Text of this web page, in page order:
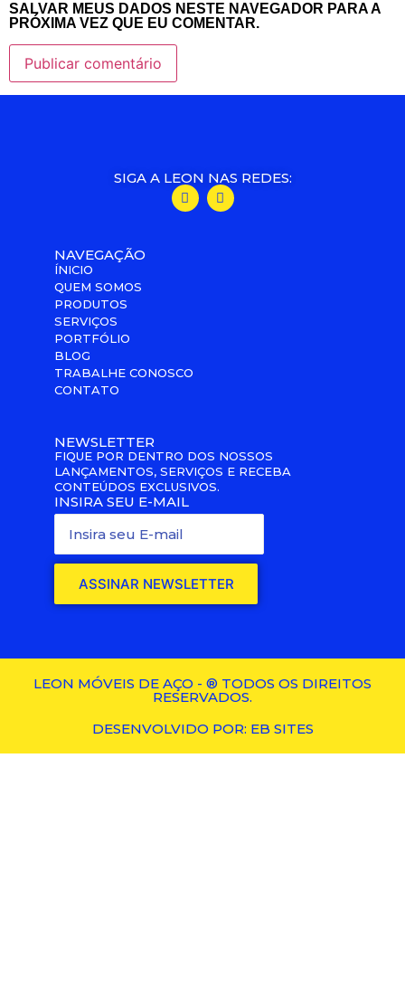
SALVAR MEUS DADOS NESTE NAVEGADOR PARA A
PRÓXIMA VEZ QUE EU COMENTAR.
SIGA A LEON NAS REDES:
NAVEGAÇÃO
ÍNICIO
QUEM SOMOS
PRODUTOS
SERVIÇOS
PORTFÓLIO
BLOG
TRABALHE CONOSCO
CONTATO
NEWSLETTER
FIQUE POR DENTRO DOS NOSSOS
LANÇAMENTOS, SERVIÇOS E RECEBA
CONTEÚDOS EXCLUSIVOS.
INSIRA SEU E-MAIL
ASSINAR NEWSLETTER
LEON MÓVEIS DE AÇO - ® TODOS OS DIREITOS
RESERVADOS.
DESENVOLVIDO POR: EB SITES